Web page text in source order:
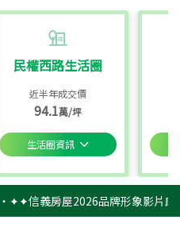
民權西路生活圈
近半年成交價
94.1萬/坪
生活圈資訊
‧✦✦信義房屋2026品牌形象影片感